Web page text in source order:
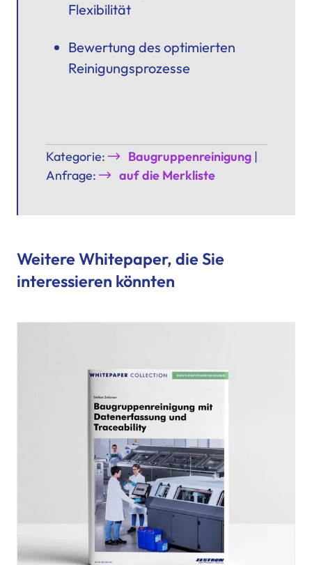
Flexibilität
Bewertung des optimierten
Reinigungsprozesse
Kategorie: Baugruppenreinigung|
Anfrage:
auf die Merkliste
Weitere Whitepaper, die Sie
interessieren könnten